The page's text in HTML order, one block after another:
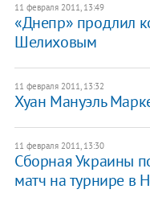
11 февраля 2011, 13:49
«Днепр» продлил
Шелиховым
11 февраля 2011, 13:32
Хуан Мануэль
11 февраля 2011, 13:30
Сборная Украины
матч на турнире в